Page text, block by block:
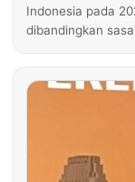
Indonesia pada
dibandingkan